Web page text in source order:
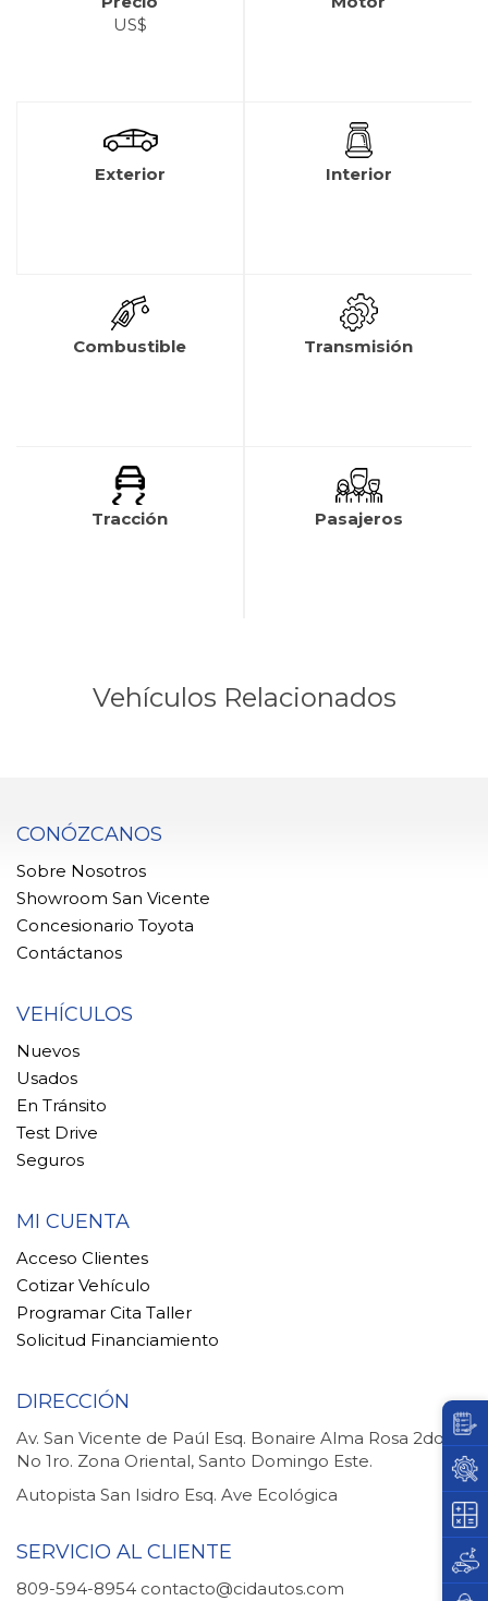
US$
Exterior Interior
Combustible Transmisión
Tracción Pasajeros
Vehículos Relacionados
CONÓZCANOS
Sobre Nosotros
Showroom San Vicente
Concesionario Toyota
Contáctanos
VEHÍCULOS
Nuevos
Usados
En Tránsito
Test Drive
Seguros
MI CUENTA
Acceso Clientes
Cotizar Vehículo
Programar Cita Taller
Solicitud Financiamiento
DIRECCIÓN
Av. San Vicente de Paúl Esq. Bonaire Alma Rosa 2do.
No 1ro. Zona Oriental, Santo Domingo Este.
Autopista San Isidro Esq. Ave Ecológica
SERVICIO AL CLIENTE
809-594-8954 contacto@cidautos.com